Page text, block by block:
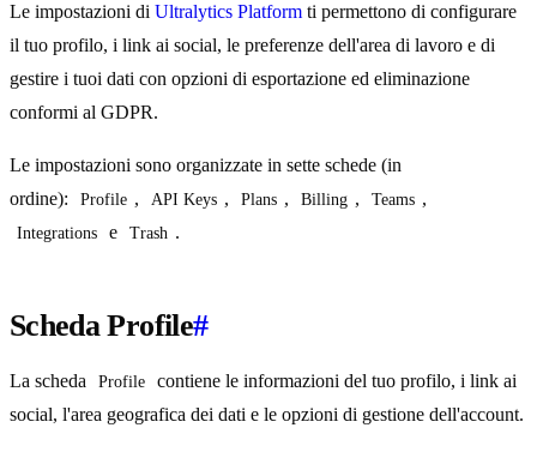
Le impostazioni di Ultralytics Platform ti permettono di configurare
il tuo profilo, i link ai social, le preferenze dell'area di lavoro e di
gestire i tuoi dati con opzioni di esportazione ed eliminazione
conformi al GDPR.
Le impostazioni sono organizzate in sette schede (in
ordine):
Profile , API Keys , Plans , Billing , Teams ,
Integrations e Trash .
Scheda Profile#
La scheda Profile
contiene le informazioni del tuo profilo, i link ai
social, l'area geografica dei dati e le opzioni di gestione dell'account.